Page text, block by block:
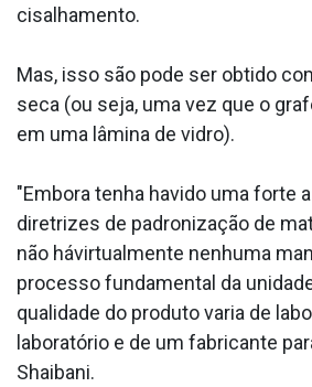
cisalhamento.
Mas, isso são pode ser obtido
seca (ou seja, uma vez que o
em uma lâmina de vidro).
"Embora tenha havido uma forte
diretrizes de padronização de
não hávirtualmente nenhuma
processo fundamental da
qualidade do produto varia de
laboratório e de um fabricante
Shaibani.